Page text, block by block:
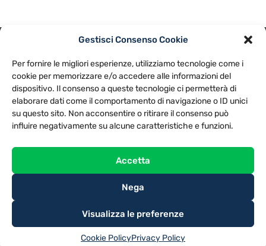
Gestisci Consenso Cookie
Per fornire le migliori esperienze, utilizziamo tecnologie come i
cookie per memorizzare e/o accedere alle informazioni del
dispositivo. Il consenso a queste tecnologie ci permetterà di
elaborare dati come il comportamento di navigazione o ID unici
su questo sito. Non acconsentire o ritirare il consenso può
influire negativamente su alcune caratteristiche e funzioni.
Accetta
Nega
Visualizza le preferenze
Cookie PolicyPrivacy Policy
NOTE LEGALI
CONTATTACI PREFERENZE
TV LIBERA S.P.A.
Via Monteleonese 95/21 – 51100 Pistoia (PT)
Tel. 0573.9136 / Fax 0573.913615